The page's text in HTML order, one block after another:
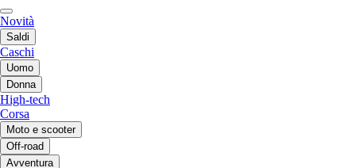
Novità
Saldi
Caschi
Uomo
Donna
High-tech
Corsa
Moto e scooter
Off-road
Avventura